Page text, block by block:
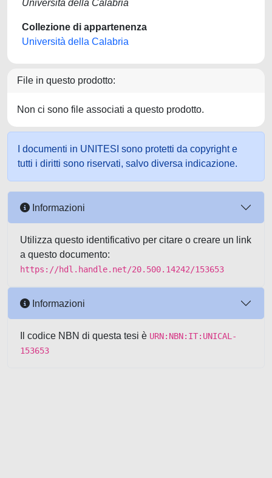
Università della Calabria
Collezione di appartenenza
Università della Calabria
File in questo prodotto:
Non ci sono file associati a questo prodotto.
I documenti in UNITESI sono protetti da copyright e
tutti i diritti sono riservati, salvo diversa indicazione.
Informazioni
Utilizza questo identificativo per citare o creare un link
a questo documento:
https://hdl.handle.net/20.500.14242/153653
Informazioni
Il codice NBN di questa tesi è URN:NBN:IT:UNICAL-
153653